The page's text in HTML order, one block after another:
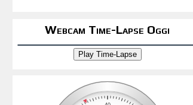
Webcam Time-Lapse Oggi